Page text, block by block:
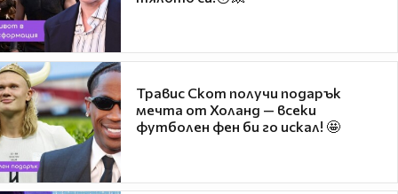
Травис Скот получи подарък
мечта от Холанд — всеки
футболен фен би го искал! 🤩